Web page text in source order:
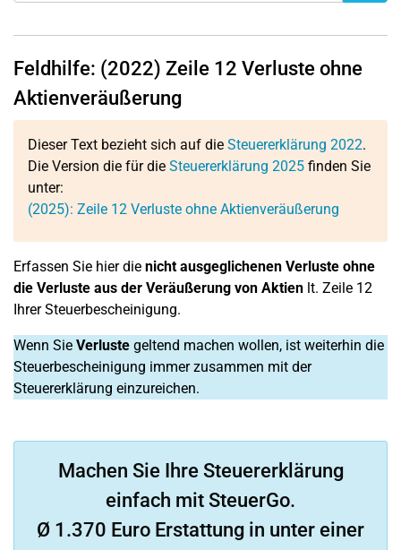
Feldhilfe: (2022) Zeile 12 Verluste ohne
Aktienveräußerung
Dieser Text bezieht sich auf die Steuererklärung 2022.
Die Version die für die Steuererklärung 2025 finden Sie
unter:
(2025): Zeile 12 Verluste ohne Aktienveräußerung
Erfassen Sie hier die nicht ausgeglichenen Verluste ohne
die Verluste aus der Veräußerung von Aktien lt. Zeile 12
Ihrer Steuerbescheinigung.
Wenn Sie Verluste geltend machen wollen, ist weiterhin die
Steuerbescheinigung immer zusammen mit der
Steuererklärung einzureichen.
Machen Sie Ihre Steuererklärung
einfach mit SteuerGo.
Ø 1.370 Euro Erstattung in unter einer